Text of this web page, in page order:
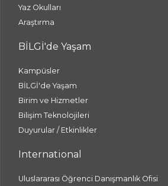
Yaz Okulları
Araştırma
BİLGİ'de Yaşam
Kampüsler
BİLGİ'de Yaşam
Birim ve Hizmetler
Bilişim Teknolojileri
Duyurular / Etkinlikler
International
Uluslararası Öğrenci Danışmanlık Ofisi